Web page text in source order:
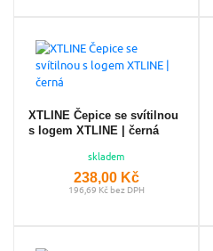
XTLINE Čepice se svítilnou
s logem XTLINE | černá
skladem
238,00 Kč
196,69 Kč bez DPH